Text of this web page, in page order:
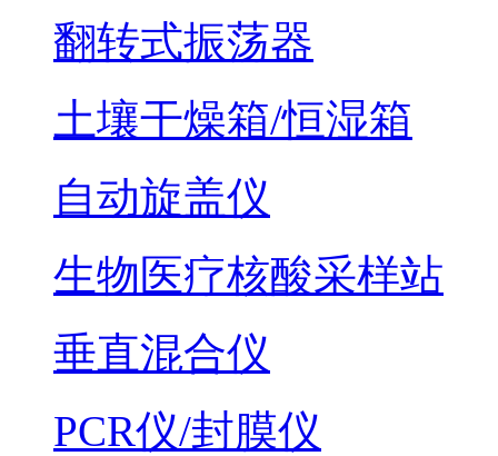
翻转式振荡器
土壤干燥箱/恒湿箱
自动旋盖仪
生物医疗核酸采样站
垂直混合仪
PCR仪/封膜仪